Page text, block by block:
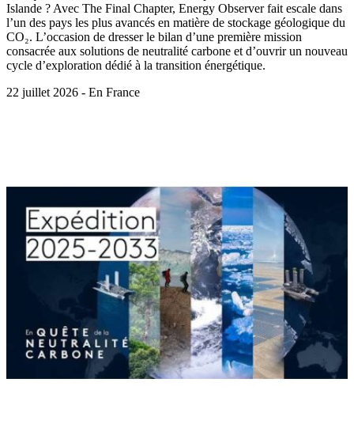
Islande ? Avec The Final Chapter, Energy Observer fait escale dans
l’un des pays les plus avancés en matière de stockage géologique du
CO₂. L’occasion de dresser le bilan d’une première mission
consacrée aux solutions de neutralité carbone et d’ouvrir un nouveau
cycle d’exploration dédié à la transition énergétique.
22 juillet 2026 - En France